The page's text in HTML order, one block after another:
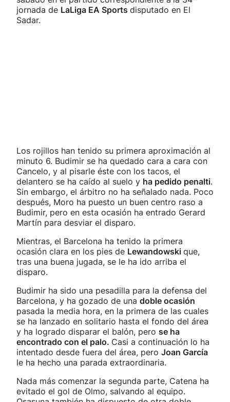
jornada de LaLiga EA Sports disputado en El
Sadar.
Los rojillos han tenido su primera aproximación al
minuto 6. Budimir se ha quedado cara a cara con
Cancelo, y al pisarle éste con los tacos, el
delantero se ha caído al suelo y ha pedido penalti.
Sin embargo, el árbitro no ha señalado nada. Poco
después, Moro ha puesto un buen centro raso a
Budimir, pero en esta ocasión ha entrado Gerard
Martín para desviar el disparo.
Mientras, el Barcelona ha tenido la primera
ocasión clara en los pies de Lewandowski que,
tras una buena jugada, se le ha ido arriba el
disparo.
Budimir ha sido una pesadilla para la defensa del
Barcelona, y ha gozado de una doble ocasión
pasada la media hora, en la primera de las cuales
se ha lanzado en solitario hasta el fondo del área
y ha logrado disparar el balón, pero se ha
encontrado con el palo. Casi a continuación lo ha
intentado desde fuera del área, pero Joan García
le ha hecho una parada extraordinaria.
Nada más comenzar la segunda parte, Catena ha
evitado el gol de Olmo, salvando al equipo.